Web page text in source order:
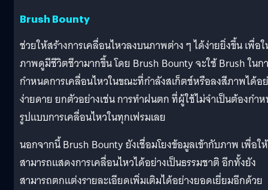
Brush Bounty
ช่วยให้สร้างการเคลื่อนไหวลงบนภาพต่าง ๆ ได้ง่ายยิ่งขึ้น เพื่อ
ภาพดูมีชีวิตชีวามากขึ้น โดย Brush Bounty จะใช้ Brush ในก
กำหนดการเคลื่อนไหวในขณะที่กำลังสเก็ตช์หรือลงสีภาพได้อ
ง่ายดาย ยกตัวอย่างเช่น การทำฝนตก ที่ผู้ใช้ไม่จำเป็นต้องกำ
รูปแบบการเคลื่อนไหวในทุกเฟรมเลย
นอกจากนี้ Brush Bounty ยังเชื่อมโยงข้อมูลเข้ากับภาพ เพื่อให้
สามารถแสดงการเคลื่อนไหวได้อย่างเป็นธรรมชาติ อีกทั้งยัง
สามารถตกแต่งรายละเอียดเพิ่มเติมได้อย่างยอดเยี่ยมอีกด้วย